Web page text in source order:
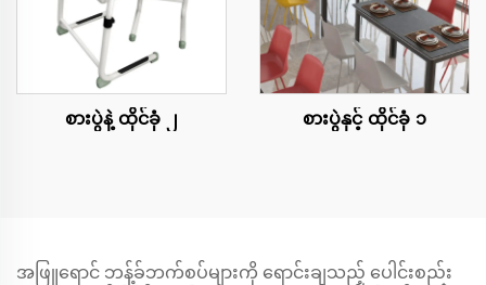
စားပွဲနဲ့ ထိုင်ခုံ ၂ စားပွဲနှင့် ထိုင်ခုံ ၁
အဖြူရောင် ဘန့်ခ်ဘက်စပ်များကို ရောင်းချသည့် ပေါင်းစည်း